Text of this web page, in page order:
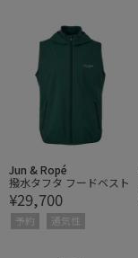
Jun & Ropé
撥水タフタ フードベスト
¥29,700
予約 通気性